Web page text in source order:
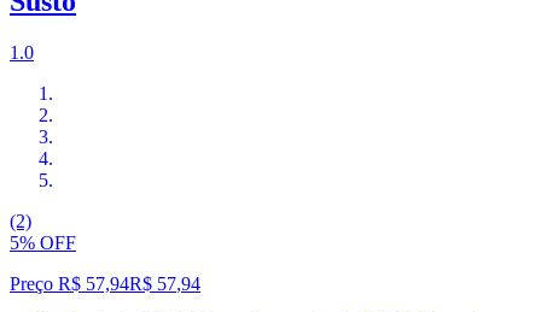
1.0
(2)
5% OFF
Preço R$ 57,94R$ 57,94